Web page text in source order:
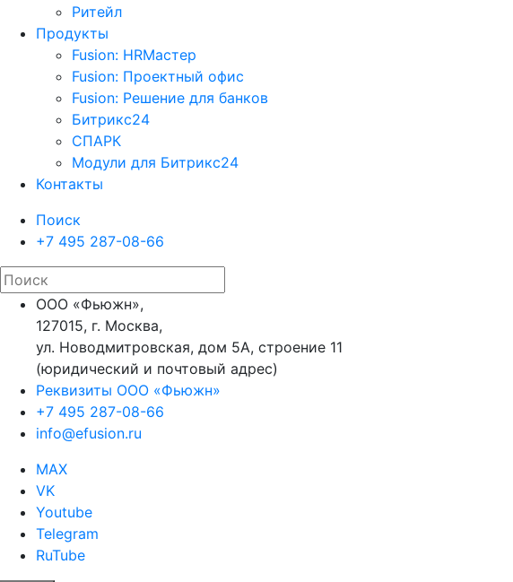
Ритейл
Продукты
Fusion: HRМастер
Fusion: Проектный офис
Fusion: Решение для банков
Битрикс24
СПАРК
Модули для Битрикс24
Контакты
Поиск
+7 495 287-08-66
ООО «Фьюжн»,
127015, г. Москва,
ул. Новодмитровская, дом 5А, строение 11
(юридический и почтовый адрес)
Реквизиты ООО «Фьюжн»
+7 495 287-08-66
info@efusion.ru
MAX
VK
Youtube
Telegram
RuTube